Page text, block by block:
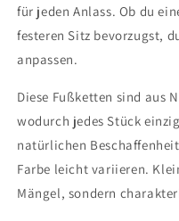
für jeden Anlass. Ob du
festeren Sitz bevorzugst,
anpassen.
Diese Fußketten sind aus
wodurch jedes Stück
natürlichen
Farbe leicht variieren.
Mängel, sondern